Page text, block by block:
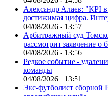
Александр Алаев: "KPI в
достижимая цифра.
04/08/2026 - 13:57
Арбитражный суд
рассмотрит заявление
04/08/2026 - 13:56
Редкое событие -
команды
04/08/2026 - 13:51
Экс-футболист сборной